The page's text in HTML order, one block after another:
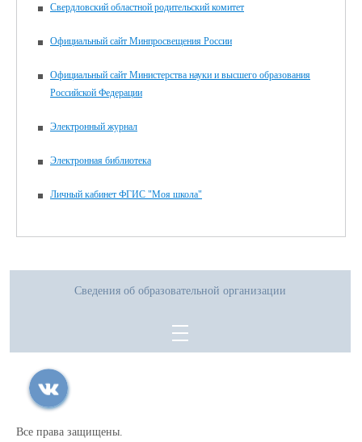
Свердловский областной родительский комитет
Официальный сайт Минпросвещения России
Официальный сайт Министерства науки и высшего образования
Российской Федерации
Электронный журнал
Электронная библиотека
Личный кабинет ФГИС "Моя школа"
Сведения об образовательной организации
Все права защищены.